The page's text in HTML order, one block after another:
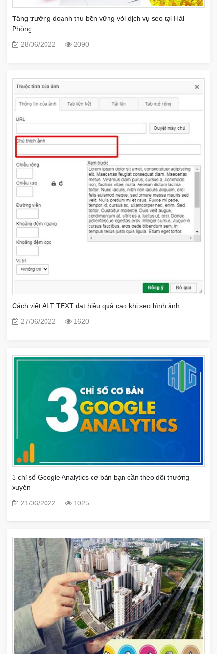
Tăng trưởng doanh thu bền vững với dịch vụ seo tại Hải
Phòng
28/06/2022
2090
Cách viết ALT TEXT đạt hiệu quả cao khi seo hình ảnh
27/06/2022
1620
3 chỉ số Google Analytics cơ bản bạn cần theo dõi thường
xuyên
21/06/2022
1025